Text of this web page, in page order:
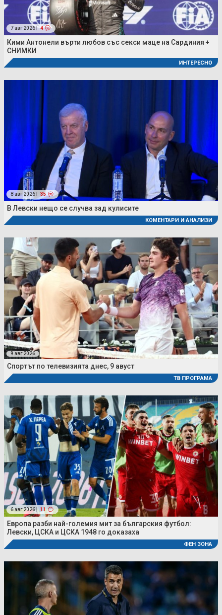
7 авг 2026 | 4
Кими Антонели върти любов със секси маце на Сардиния +
СНИМКИ
ИНТЕРЕСНО
8 авг 2026 | 35
В Левски нещо се случва зад кулисите
КОМЕНТАРИ И АНАЛИЗИ
9 авг 2026
Спортът по телевизията днес, 9 авуст
ТВ ПРОГРАМА
6 авг 2026 | 11
Европа разби най-големия мит за българския футбол:
Левски, ЦСКА и ЦСКА 1948 го доказаха
ФЕН ЗОНА